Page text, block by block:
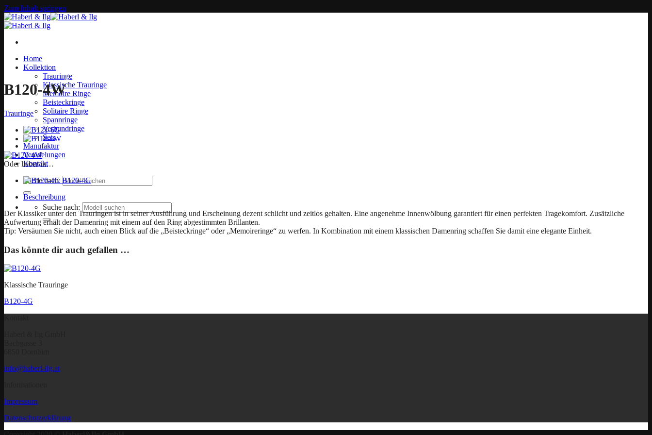
Zum Inhalt springen
Home
Kollektion
Trauringe
Klassische Trauringe
Memoire Ringe
Beisteckringe
Solitaire Ringe
Spannringe
Verbundringe
Sets
Manufaktur
Veredelungen
Kontakt
Suche nach:
Suche nach:
B120-4W
Trauringe
Oder lieber in…
B120-4G
Beschreibung
Der Klassiker unter den Trauringen ist in seiner Ausführung und Erscheinung dezent schlicht und zeitlos gehalten. Eine angenehme Innenwölbung garantiert für einen perfekten Tragekomfort. Zusätzliche
Aufwertung erhält der Damenring mit einem auf den Ring abgestimmten Brillanten.
Tip: Versäumen Sie nicht, auch einen Blick auf die „Beisteckringe“ oder „Memoireringe“ zu werfen. In Kombination mit einem klassischen Damenring schaffen Sie damit eine elegante Einheit.
Das könnte dir auch gefallen …
Klassische Trauringe
B120-4G
info@haberl-ilg.at
Impressum
Datenschutzerklärung